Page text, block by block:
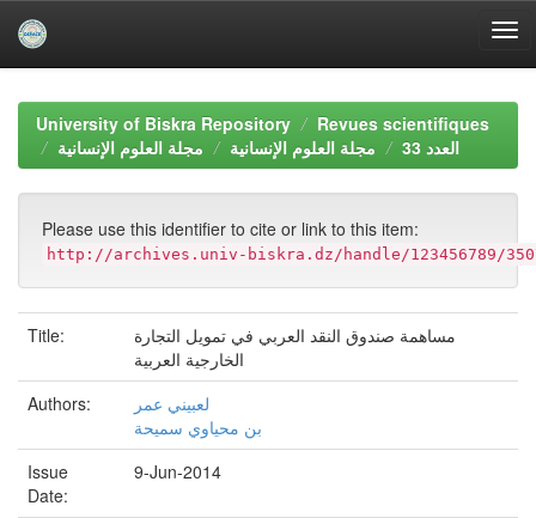
navigationUniversity of Biskra Repository
Revues scientifiques
مجلة العلوم الإنسانية
مجلة العلوم الإنسانية العدد 33
Please use this identifier to cite or link to this item:
http://archives.univ-biskra.dz/handle/123456789/
Title:
مساهمة صندوق النقد العربي في تمويل التجارة
الخارجية العربية
Authors:
لعبيني عمر
بن محياوي سميحة
Issue
Date:
9-Jun-2014